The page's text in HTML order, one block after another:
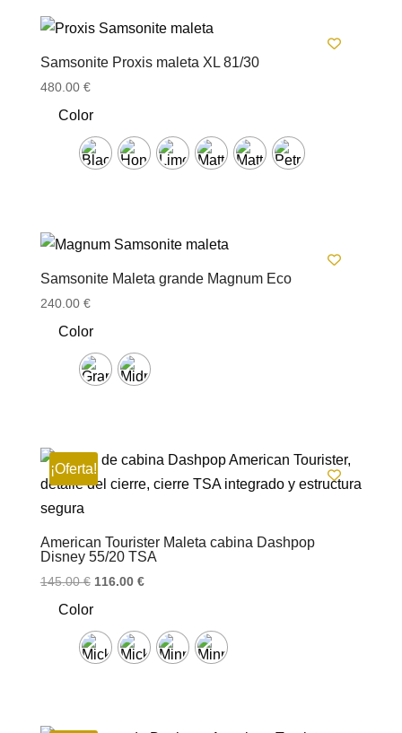
Samsonite Proxis maleta XL 81/30
480.00 €
Color
Samsonite Maleta grande Magnum Eco
240.00 €
Color
¡Oferta!
American Tourister Maleta cabina Dashpop
Disney 55/20 TSA
145.00€ El
era:
145.00 €.
116.00 €El
es:
116.00 €.
Color